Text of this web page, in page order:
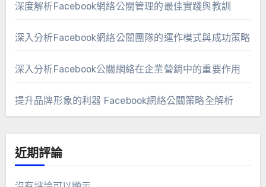
深度解析Facebook網絡公關管理的最佳實踐與教訓
深入分析Facebook網絡公關團隊的運作模式與成功策略
深入分析Facebook公關網絡在企業營銷中的重要作用
提升品牌形象的利器 Facebook網絡公關策略全解析
近期評論